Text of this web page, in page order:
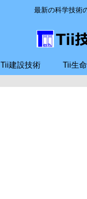
最新の科学技術
Tii建設技術 Tii生